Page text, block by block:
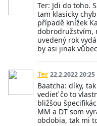
Ter: Jdi do toho.
tam klasicky
případě knížek
dobrodružstvím,
uvedený rok
by asi jinak
Ter 22.2.2022 20:25
Baatcha: díky,
vedieť čo to
bližšou
MM a DT som
obdobia, tak mi